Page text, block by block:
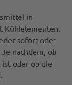
in
Kühlelementen.
sofort oder
nachdem, ob
oder ob die